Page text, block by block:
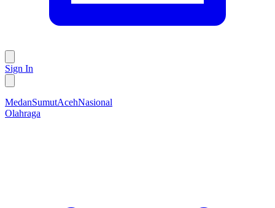
Sign In
MedanSumutAcehNasional
Olahraga